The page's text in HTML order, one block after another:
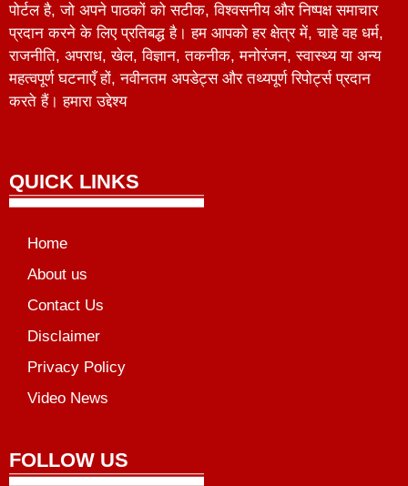
पोर्टल है, जो अपने पाठकों को सटीक, विश्वसनीय और निष्पक्ष समाचार
प्रदान करने के लिए प्रतिबद्ध है। हम आपको हर क्षेत्र में, चाहे वह धर्म,
राजनीति, अपराध, खेल, विज्ञान, तकनीक, मनोरंजन, स्वास्थ्य या अन्य
महत्वपूर्ण घटनाएँ हों, नवीनतम अपडेट्स और तथ्यपूर्ण रिपोर्ट्स प्रदान
करते हैं। हमारा उद्देश्य
QUICK LINKS
Home
About us
Contact Us
Disclaimer
Privacy Policy
Video News
FOLLOW US